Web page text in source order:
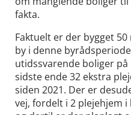
fakta.
Faktuelt er der bygget
by i denne
utidssvarende boliger
sidste ende 32 ekstra
siden 2021. Der er
vej, fordelt i 2 plejehjem